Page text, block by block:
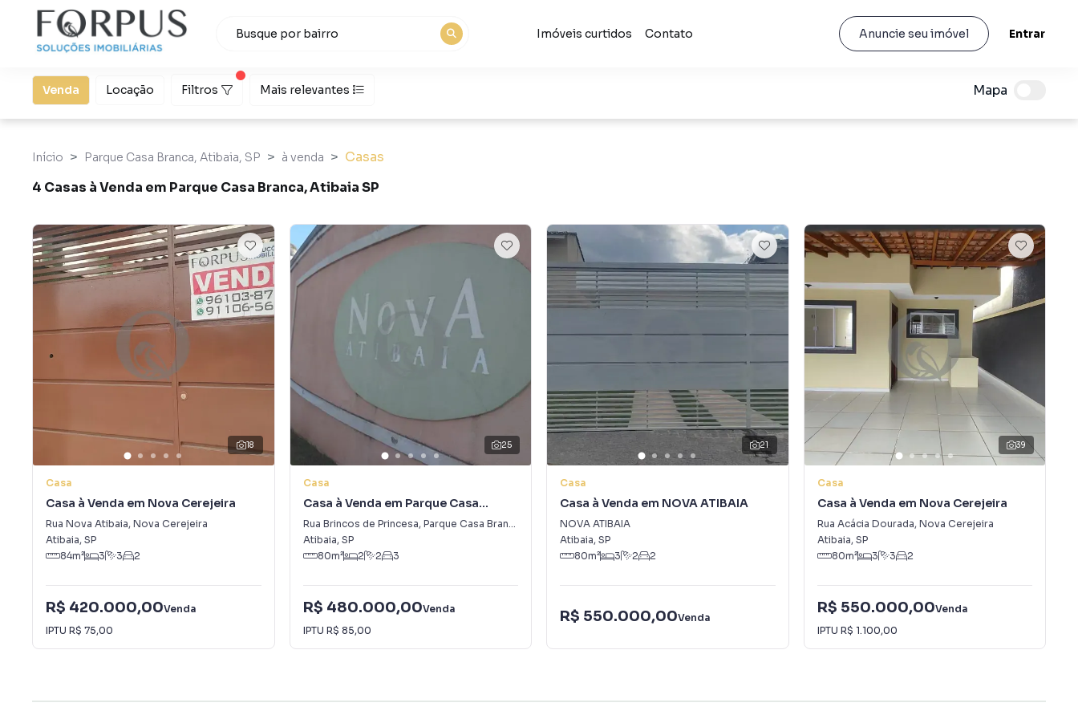
Imóveis curtidos Contato Anuncie seu imóvel Entrar
Venda Locação Filtros Mais relevantes Mapa
Início Parque Casa Branca, Atibaia, SP à venda
Casas
4 Casas à Venda em Parque Casa Branca, Atibaia SP
18
Casa
Casa à Venda em Nova Cerejeira
Rua Nova Atibaia, Nova Cerejeira
Atibaia, SP
84m² 3 3 2
R$ 420.000,00Venda
IPTU R$ 75,00
25
Casa
Casa à Venda em Parque Casa
Branca
Rua Brincos de Princesa, Parque Casa Branca
Atibaia, SP
80m² 2 2 3
R$ 480.000,00Venda
IPTU R$ 85,00
21
Casa
Casa à Venda em NOVA ATIBAIA
NOVA ATIBAIA
Atibaia, SP
80m² 3 2 2
R$ 550.000,00Venda
39
Casa
Casa à Venda em Nova Cerejeira
Rua Acácia Dourada, Nova Cerejeira
Atibaia, SP
80m² 3 3 2
R$ 550.000,00Venda
IPTU R$ 1.100,00